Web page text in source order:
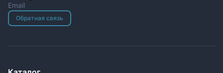
Email
Обратная связь